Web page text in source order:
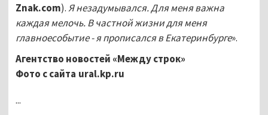
Znak.com).Я незадумывался. Для меня важна
каждая мелочь. В частной жизни для меня
главноесобытие - я прописался в Екатеринбурге».
Агентство новостей «Между строк»
Фото с сайта ural.kp.ru
...